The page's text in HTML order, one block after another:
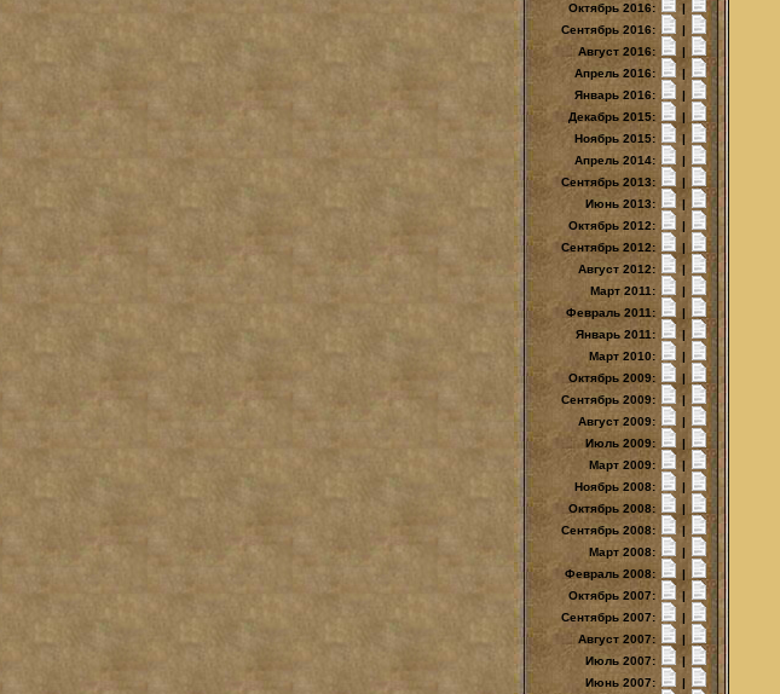
Октябрь 2016:
|
Сентябрь 2016:
|
Август 2016:
|
Апрель 2016:
|
Январь 2016:
|
Декабрь 2015:
|
Ноябрь 2015:
|
Апрель 2014:
|
Сентябрь 2013:
|
Июнь 2013:
|
Октябрь 2012:
|
Сентябрь 2012:
|
Август 2012:
|
Март 2011:
|
Февраль 2011:
|
Январь 2011:
|
Март 2010:
|
Октябрь 2009:
|
Сентябрь 2009:
|
Август 2009:
|
Июль 2009:
|
Март 2009:
|
Ноябрь 2008:
|
Октябрь 2008:
|
Сентябрь 2008:
|
Март 2008:
|
Февраль 2008:
|
Октябрь 2007:
|
Сентябрь 2007:
|
Август 2007:
|
Июль 2007:
|
Июнь 2007:
|